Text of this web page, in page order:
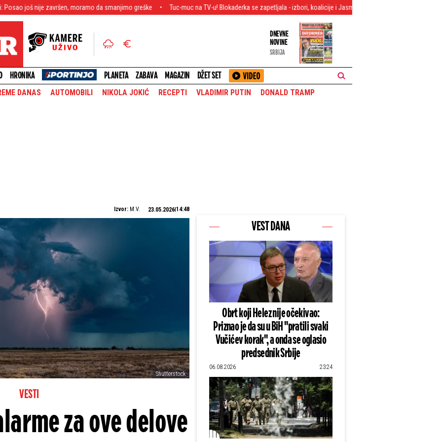
moramo da smanjimo greške Tuc-muc na TV-u! Blokaderka se zapetljala - izbori, koalicije i Jasmina Paunović je dotukli! (VIDEO)
DNEVNE
NOVINE
SRBIJA
HRONIKA PLANETA ZABAVA MAGAZIN DŽET SET
DANAS AUTOMOBILI NIKOLA JOKIĆ RECEPTI VLADIMIR PUTIN DONALD TRAMP
Izvor: M.V. 23.05.2026 14:48
Shutterstock
VESTI
za ove delove
VEST DANA
Obrt koji Helez nije očekivao:
Priznao je da su u BiH "pratili svaki
Vučićev korak", a onda se oglasio
predsednik Srbije
06.08.2026 23:24